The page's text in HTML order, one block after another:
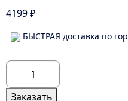
4199₽
БЫСТРАЯ доставка по
Количество
товара
5Заказать